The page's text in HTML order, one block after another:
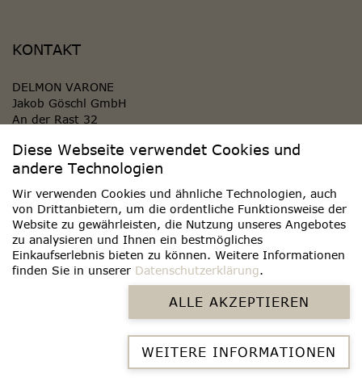
Diese Webseite verwendet Cookies und
andere Technologien
Wir verwenden Cookies und ähnliche Technologien, auch
von Drittanbietern, um die ordentliche Funktionsweise der
Website zu gewährleisten, die Nutzung unseres Angebotes
zu analysieren und Ihnen ein bestmögliches
Einkaufserlebnis bieten zu können. Weitere Informationen
finden Sie in unserer Datenschutzerklärung.
ALLE AKZEPTIEREN
WEITERE INFORMATIONEN
KONTAKT
DELMON VARONE
Jakob Göschl GmbH
An der Rast 32
GERMANY
KONTAKT AUFNEHMEN
WIDERRUF ERKLÄREN